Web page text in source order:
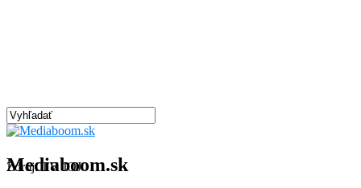
Mediaboom.sk
Zdroj: TV JOJ